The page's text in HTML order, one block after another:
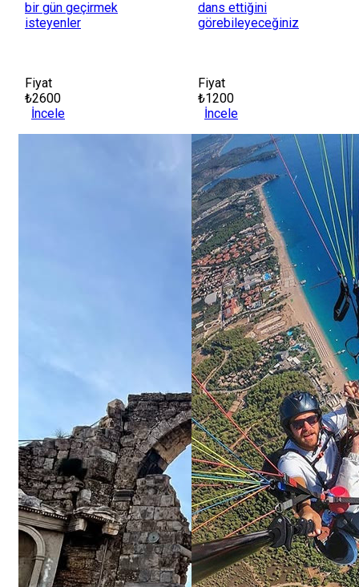
bir gün geçirmek
isteyenler
Fiyat
₺2600
İncele
dans ettiğini
görebileyeceğiniz
Fiyat
₺1200
İncele